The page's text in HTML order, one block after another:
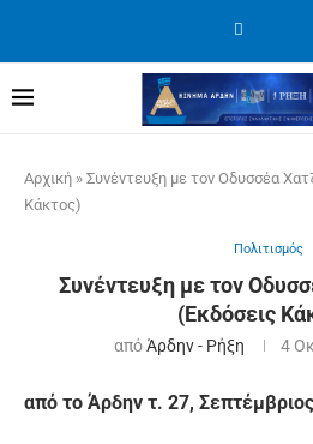
Αρχική » Συνέντευξη με τον Οδυσσέα
Κάκτος)
Πολιτισμός
Συνέντευξη με τον
(Εκδόσεις
απόΆρδην - Ρήξη 4
από το Άρδην τ. 27,